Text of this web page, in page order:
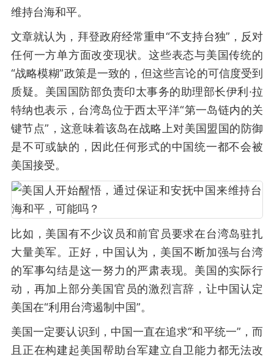
维持台海和平。
文章就认为，拜登政府经常重申“不支持台独”，反对
任何一方单方面改变现状。这些表态与美国传统的
“战略模糊”政策是一致的，但这些言论的可信度受到
质疑。美国国防部负责印太事务的助理部长伊利·拉
特纳也表示，台湾岛位于西太平洋“第一岛链内的关
键节点”，这意味着该岛在战略上对美国盟国的防御
是不可或缺的，因此任何形式的中国统一都不会被
美国接受。
比如，美国有不少议员和前官员要求在台湾岛驻扎
大量美军。正好，中国认为，美国不断加强与台湾
的军事勾结是这一努力的严肃表现。美国的实际行
动，再加上部分美国官员的激烈言辞，让中国认定
美国在“利用台湾遏制中国”。
美国一定要认识到，中国一直在追求“和平统一”，而
且正在构建起美国帮助台军建立自卫能力都无法改